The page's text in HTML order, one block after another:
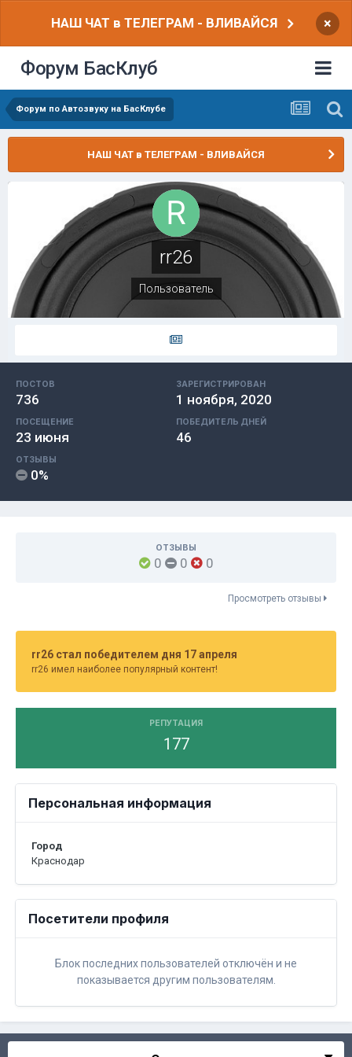
НАШ ЧАТ в ТЕЛЕГРАМ - ВЛИВАЙСЯ ×
Форум БасКлуб
Форум по Автозвуку на БасКлубе
НАШ ЧАТ в ТЕЛЕГРАМ - ВЛИВАЙСЯ
rr26
Пользователь
ПОСТОВ
736
ЗАРЕГИСТРИРОВАН
1 ноября, 2020
ПОСЕЩЕНИЕ
23 июня
ПОБЕДИТЕЛЬ ДНЕЙ
46
ОТЗЫВЫ
0%
ОТЗЫВЫ
0 0 0
Просмотреть отзывы
rr26 стал победителем дня 17 апреля
rr26 имел наиболее популярный контент!
РЕПУТАЦИЯ
177
Персональная информация
Город
Краснодар
Посетители профиля
Блок последних пользователей отключён и не
показывается другим пользователям.